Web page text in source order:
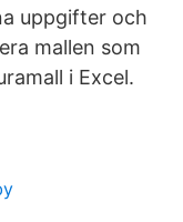
uppgifter och
mallen som
i Excel.